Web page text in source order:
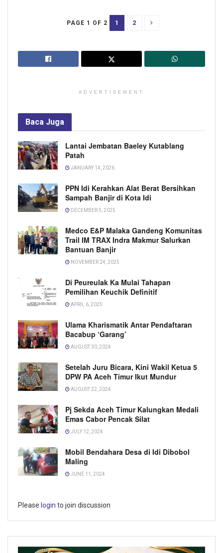
PAGE 1 OF 2 1 2
ADVERTISEMENT
Baca Juga
Lantai Jembatan Baeley Kutablang
Patah
JANUARY 14, 2026
PPN Idi Kerahkan Alat Berat Bersihkan
Sampah Banjir di Kota Idi
DECEMBER 5, 2025
Medco E&P Malaka Gandeng Komunitas
Trail IM TRAX Indra Makmur Salurkan
Bantuan Banjir
NOVEMBER 24, 2025
Di Peureulak Ka Mulai Tahapan
Pemilihan Keuchik Definitif
APRIL 6, 2025
Ulama Kharismatik Antar Pendaftaran
Bacabup ‘Garang’
AUGUST 30, 2024
Setelah Juru Bicara, Kini Wakil Ketua 5
DPW PA Aceh Timur Ikut Mundur
AUGUST 22, 2024
Pj Sekda Aceh Timur Kalungkan Medali
Emas Cabor Pencak Silat
JULY 12, 2024
Mobil Bendahara Desa di Idi Dibobol
Maling
JUNE 11, 2024
Please login to join discussion